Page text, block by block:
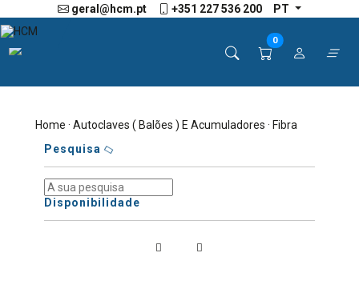
geral@hcm.pt +351 227 536 200 PT
0
Home ·Autoclaves ( Balões ) E Acumuladores · Fibra
Pesquisa
Disponibilidade